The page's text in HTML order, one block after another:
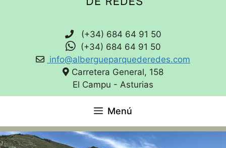
(+34) 684 64 91 50
(+34) 684 64 91 50
info@albergueparquederedes.com
Carretera General, 158
El Campu - Asturias
Menú